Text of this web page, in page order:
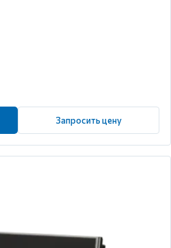
Запросить цену